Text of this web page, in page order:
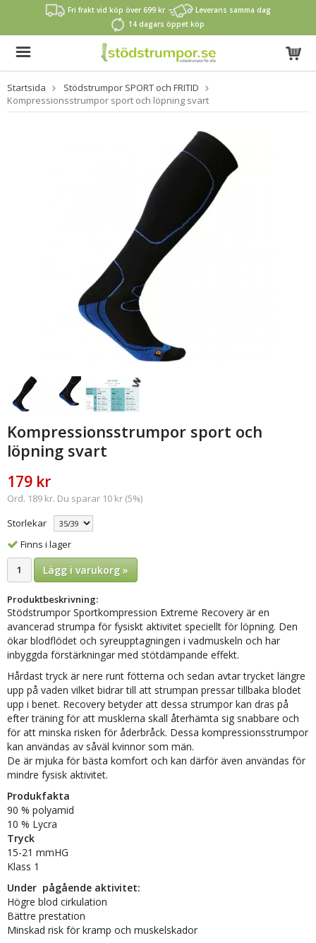
Fri frakt vid köp över 699 kr
Leverans samma dag
14 dagars öppet köp
Startsida
Stödstrumpor SPORT och FRITID
Kompressionsstrumpor sport och löpning svart
Kompressionsstrumpor sport och
löpning svart
179 kr
Ord. 189 kr. Du sparar 10 kr (5%)
Storlekar
Finns i lager
Lägg i varukorg »
Produktbeskrivning:
Stödstrumpor Sportkompression Extreme Recovery är en
avancerad strumpa för fysiskt aktivitet speciellt för löpning. Den
ökar blodflödet och syreupptagningen i vadmuskeln och har
inbyggda förstärkningar med stötdämpande effekt.
Hårdast tryck är nere runt fötterna och sedan avtar trycket längre
upp på vaden vilket bidrar till att strumpan pressar tillbaka blodet
upp i benet. Recovery betyder att dessa strumpor kan dras på
efter träning för att musklerna skall återhämta sig snabbare och
för att minska risken för åderbråck. Dessa kompressionsstrumpor
kan användas av såväl kvinnor som män.
De är mjuka för bästa komfort och kan därför även användas för
mindre fysisk aktivitet.
Produkfakta
90 % polyamid
10 % Lycra
Tryck
15-21 mmHG
Klass 1
Under pågående aktivitet:
Högre blod cirkulation
Bättre prestation
Minskad risk för kramp och muskelskador